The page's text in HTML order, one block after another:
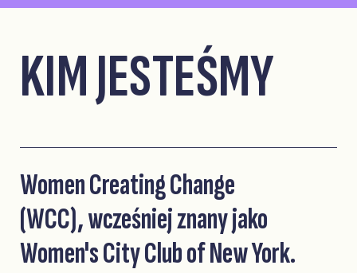
KIM JESTEŚMY
Women Creating Change
(WCC), wcześniej znany jako
Women's City Club of New York.